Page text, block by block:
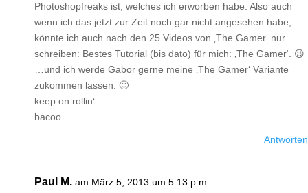
Photoshopfreaks ist, welches ich erworben habe. Also auch
wenn ich das jetzt zur Zeit noch gar nicht angesehen habe,
könnte ich auch nach den 25 Videos von ‚The Gamer‘ nur
schreiben: Bestes Tutorial (bis dato) für mich: ‚The Gamer‘. 😉
…und ich werde Gabor gerne meine ‚The Gamer‘ Variante
zukommen lassen. 🙂
keep on rollin‘
bacoo
Antworten
Paul M. am März 5, 2013 um 5:13 p.m.